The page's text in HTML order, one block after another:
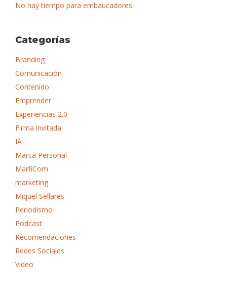
No hay tiempo para embaucadores
Categorías
Branding
Comunicación
Contenido
Emprender
Experiencias 2.0
Firma invitada
IA
Marca Personal
MarfiCom
marketing
Miquel Sellares
Periodismo
Podcast
Recomendaciones
Redes Sociales
Video